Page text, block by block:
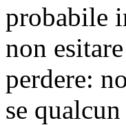
probabile
non
perdere:
se